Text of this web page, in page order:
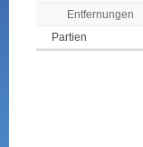
Entfernungen
Partien